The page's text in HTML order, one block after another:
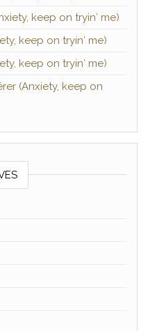
keep on tryin′ me)
keep on tryin′ me)
keep on tryin′ me)
(Anxiety, keep on